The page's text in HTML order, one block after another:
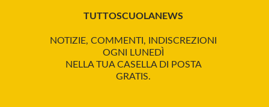
TUTTOSCUOLANEWS
NOTIZIE, COMMENTI, INDISCREZIONI
OGNI LUNEDÌ
NELLA TUA CASELLA DI POSTA
GRATIS.